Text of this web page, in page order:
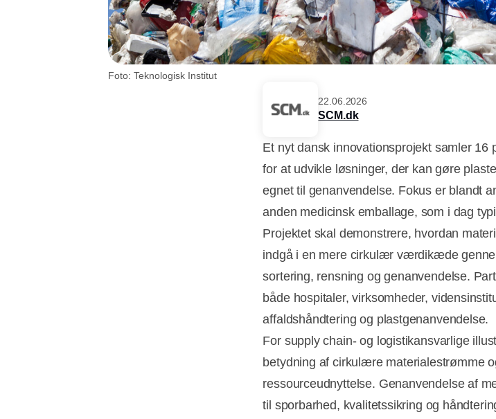
Foto: Teknologisk Institut
22.06.2026
SCM.dk
Et nyt dansk innovationsprojekt samler
for at udvikle løsninger, der kan gøre
egnet til genanvendelse. Fokus er blandt
anden medicinsk emballage, som i dag
Projektet skal demonstrere, hvordan
indgå i en mere cirkulær værdikæde
sortering, rensning og genanvendelse.
både hospitaler, virksomheder,
affaldshåndtering og plastgenanvendelse.
For supply chain- og logistikansvarlige
betydning af cirkulære materialestrømme
ressourceudnyttelse. Genanvendelse af
til sporbarhed, kvalitetssikring og